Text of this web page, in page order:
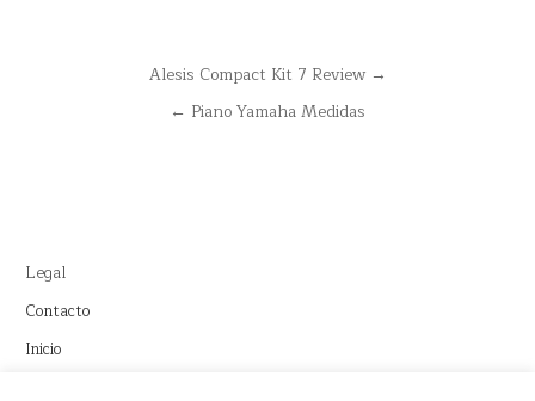
NavegaciónAlesis Compact Kit 7 Review →
← Piano Yamaha Medidas
Legal
Contacto
Inicio